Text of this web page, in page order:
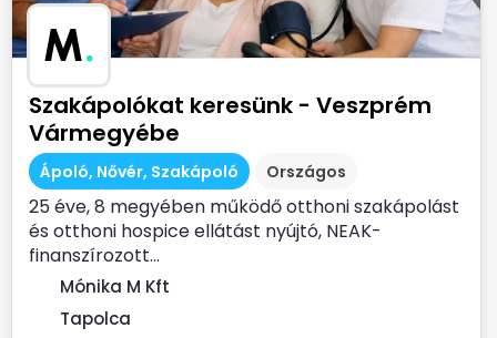
M.
Szakápolókat keresünk - Veszprém
Vármegyébe
Ápoló, Nővér, Szakápoló Országos
25 éve, 8 megyében működő otthoni szakápolást
és otthoni hospice ellátást nyújtó, NEAK-
finanszírozott...
Mónika M Kft
Tapolca